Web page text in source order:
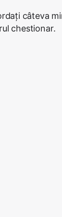
câteva
chestionar.